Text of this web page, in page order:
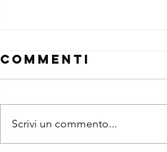
Commenti
Scrivi un commento...